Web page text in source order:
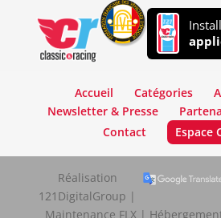
Accueil Catégories
Newsletter & Presse
Contact
Espace
Réalisation
121DigitalGroup |
Maintenance FLX |